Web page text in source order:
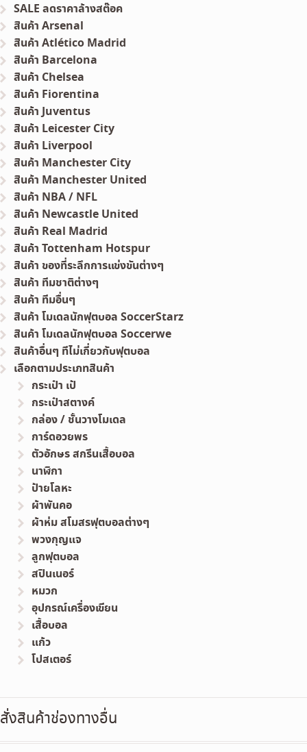
SALE ลดราคาล้างสต๊อค
สินค้า Arsenal
สินค้า Atlético Madrid
สินค้า Barcelona
สินค้า Chelsea
สินค้า Fiorentina
สินค้า Juventus
สินค้า Leicester City
สินค้า Liverpool
สินค้า Manchester City
สินค้า Manchester United
สินค้า NBA / NFL
สินค้า Newcastle United
สินค้า Real Madrid
สินค้า Tottenham Hotspur
สินค้า ของที่ระลึกการแข่งขันต่างๆ
สินค้า ทีมชาติต่างๆ
สินค้า ทีมอื่นๆ
สินค้า โมเดลนักฟุตบอล SoccerStarz
สินค้า โมเดลนักฟุตบอล Soccerwe
สินค้าอื่นๆ ทีไม่เกี่ยวกับฟุตบอล
เลือกตามประเภทสินค้า
กระเป๋า เป้
กระเป๋าสตางค์
กล่อง / ชั้นวางโมเดล
การ์ดอวยพร
ตัวอักษร สกรีนเสื้อบอล
นาฬิกา
ป้ายโลหะ
ผ้าพันคอ
ผ้าห่ม สโมสรฟุตบอลต่างๆ
พวงกุญแจ
ลูกฟุตบอล
สปินเนอร์
หมวก
อุปกรณ์เครื่องเขียน
เสื้อบอล
แก้ว
โปสเตอร์
สั่งสินค้าช่องทางอื่น